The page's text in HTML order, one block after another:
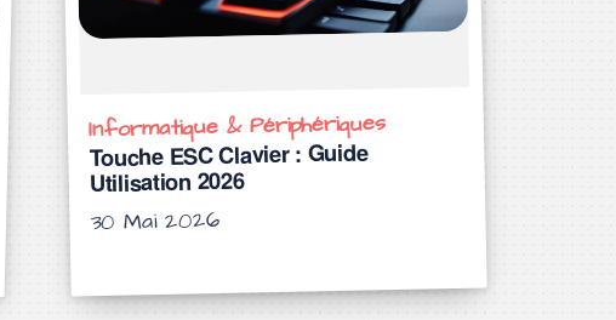
Informatique & Périphériques
Touche ESC Clavier : Guide
Utilisation 2026
30 Mai 2026